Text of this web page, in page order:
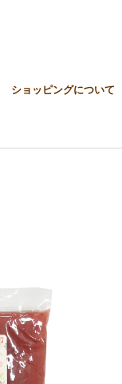
ショッピングについて